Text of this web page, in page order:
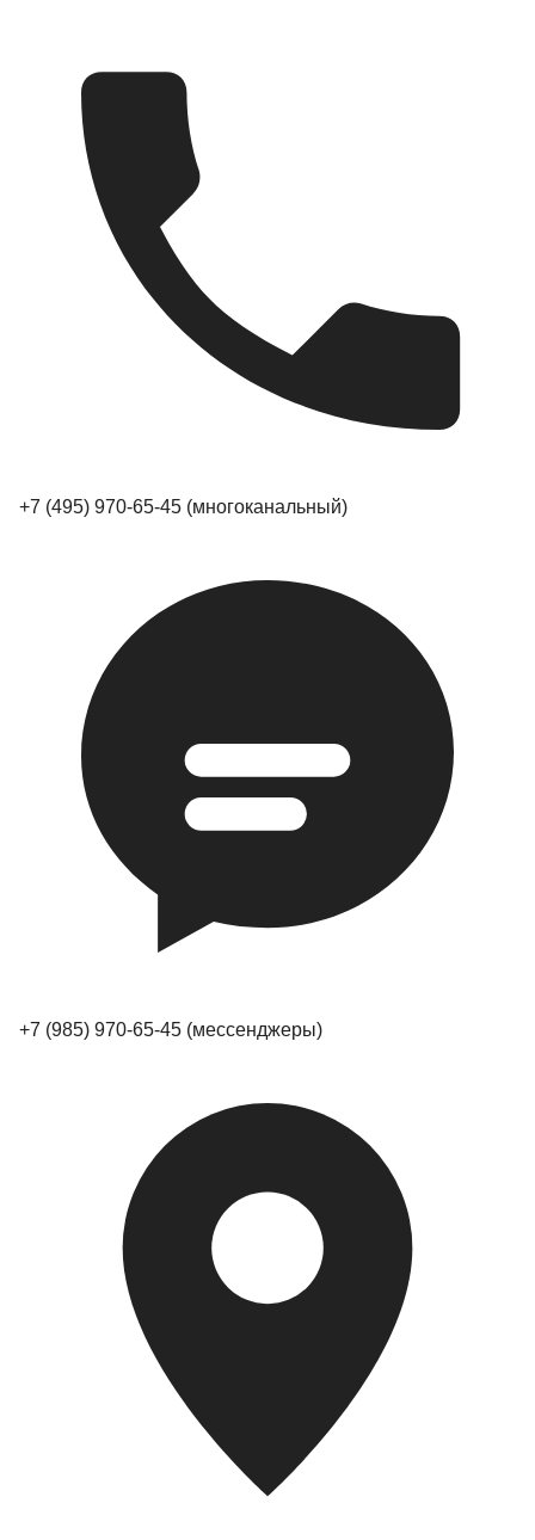
+7 (495) 970-65-45 (многоканальный)
+7 (985) 970-65-45 (мессенджеры)